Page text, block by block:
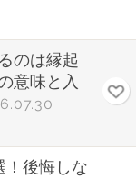
のは縁起
意味と入
！後悔しな